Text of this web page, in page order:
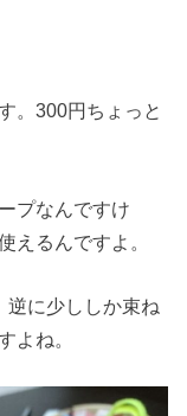
。300円ちょっと
プなんですけ
えるんですよ。
逆に少ししか束ね
よね。